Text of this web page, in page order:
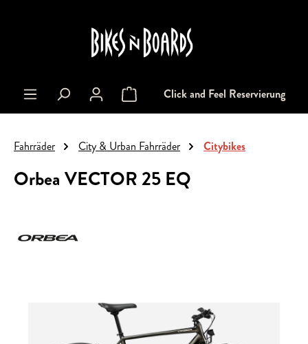
Warenkorb enthält 0 Positionen. Der
Click and Feel Reservierung
Fahrräder City & Urban Fahrräder Citybikes
Orbea VECTOR 25 EQ
Bildergalerie überspringen